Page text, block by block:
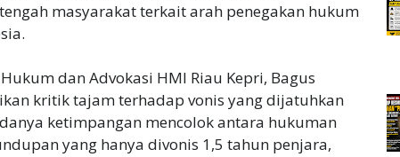
masyarakat terkait arah penegakan hukum
dan Advokasi HMI Riau Kepri, Bagus
kritik tajam terhadap vonis yang dijatuhkan
ketimpangan mencolok antara hukuman
yang hanya divonis 1,5 tahun penjara,